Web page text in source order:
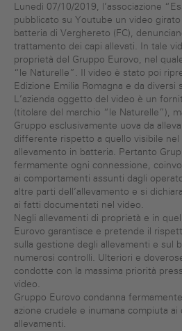
Lunedì 07/10/2019, l’associazione
pubblicato su Youtube un video
batteria di Verghereto (FC),
trattamento dei capi allevati. In tale
proprietà del Gruppo Eurovo, nel
“le Naturelle”. Il video è stato poi
Edizione Emilia Romagna e da diversi
L’azienda oggetto del video è un
(titolare del marchio “le Naturelle”),
Gruppo esclusivamente uova da
differente rispetto a quello visibile nel
allevamento in batteria. Pertanto
fermamente ogni connessione,
ai comportamenti assunti dagli
altre parti dell’allevamento e si
ai fatti documentati nel video.
Negli allevamenti di proprietà e in
Eurovo garantisce e pretende il
sulla gestione degli allevamenti e sul
numerosi controlli. Ulteriori e
condotte con la massima priorità
video.
Gruppo Eurovo condanna
azione crudele e inumana compiuta ai
allevamenti.